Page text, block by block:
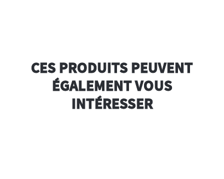
CES PRODUITS PEUVENT
ÉGALEMENT VOUS
INTÉRESSER